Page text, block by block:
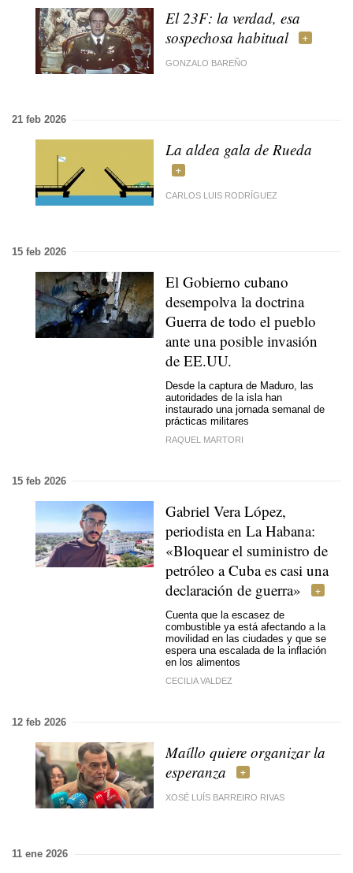
El 23F: la verdad, esa
sospechosa habitual
GONZALO BAREÑO
21 feb 2026
La aldea gala de Rueda
CARLOS LUIS RODRÍGUEZ
15 feb 2026
El Gobierno cubano
desempolva la doctrina
Guerra de todo el pueblo
ante una posible invasión
de EE.UU.
Desde la captura de Maduro, las
autoridades de la isla han
instaurado una jornada semanal de
prácticas militares
RAQUEL MARTORI
15 feb 2026
Gabriel Vera López,
periodista en La Habana:
«Bloquear el suministro de
petróleo a Cuba es casi una
declaración de guerra»
Cuenta que la escasez de
combustible ya está afectando a la
movilidad en las ciudades y que se
espera una escalada de la inflación
en los alimentos
CECILIA VALDEZ
12 feb 2026
Maíllo quiere organizar la
esperanza
XOSÉ LUÍS BARREIRO RIVAS
11 ene 2026